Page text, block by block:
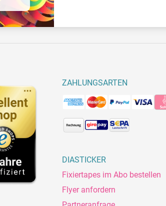
ZAHLUNGSARTEN
DIASTICKER
Fixiertapes im Abo bestellen
Flyer anfordern